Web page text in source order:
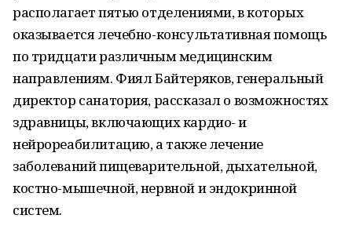
располагает пятью отделениями, в которых
оказывается лечебно-консультативная помощь
по тридцати различным медицинским
направлениям. Фиял Байтеряков, генеральный
директор санатория, рассказал о возможностях
здравницы, включающих кардио- и
нейрореабилитацию, а также лечение
заболеваний пищеварительной, дыхательной,
костно-мышечной, нервной и эндокринной
систем.